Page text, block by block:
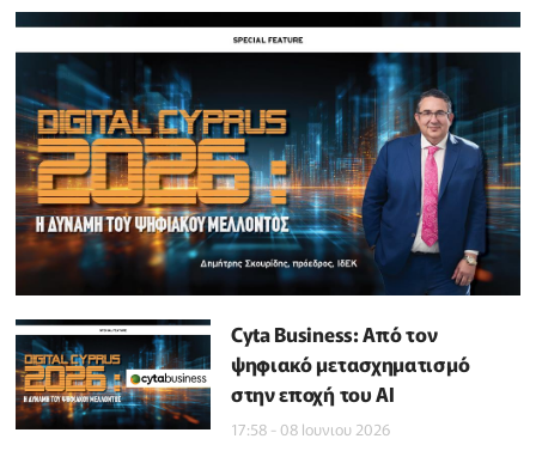
Cyta Business: Από τον
ψηφιακό μετασχηματισμό
στην εποχή του ΑΙ
17:58 - 08 Ιουνιου 2026